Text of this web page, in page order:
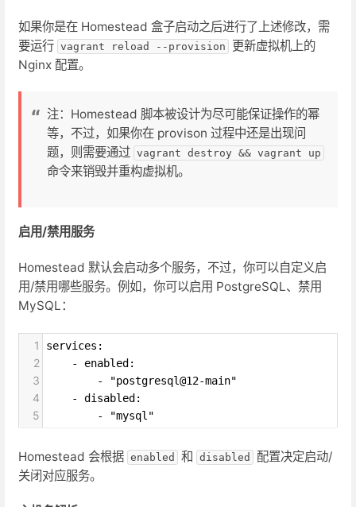
如果你是在 Homestead 盒子启动之后进行了上述修改，需
要运行 vagrant reload --provision
更新虚拟机上的
Nginx 配置。
注：Homestead 脚本被设计为尽可能保证操作的幂
等，不过，如果你在 provison 过程中还是出现问
题，则需要通过 vagrant destroy && vagrant up
命令来销毁并重构虚拟机。
启用/禁用服务
Homestead 默认会启动多个服务，不过，你可以自定义启
用/禁用哪些服务。例如，你可以启用 PostgreSQL、禁用
MySQL：
1 services:
2
    - enabled:
3
        - "postgresql@12-main"
4
    - disabled:
5
        - "mysql"
Homestead 会根据 enabled 和 disabled
配置决定启动/
关闭对应服务。